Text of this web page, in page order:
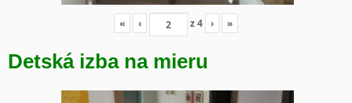
« ‹ z4 › »
Detská izba na mieru